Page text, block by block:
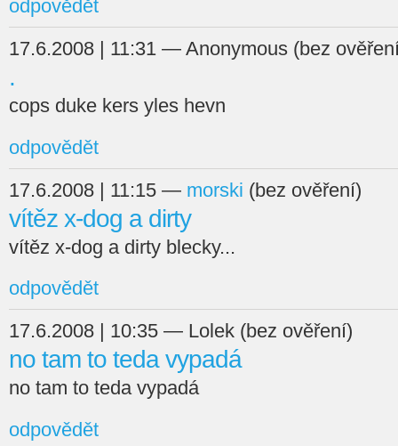
odpovědět
17.6.2008 | 11:31 — Anonymous (bez
.
cops duke kers yles hevn
odpovědět
17.6.2008 | 11:15 — morski (bez ověření)
vítěz x-dog a dirty
vítěz x-dog a dirty blecky...
odpovědět
17.6.2008 | 10:35 — Lolek (bez ověření)
no tam to teda vypadá
no tam to teda vypadá
odpovědět